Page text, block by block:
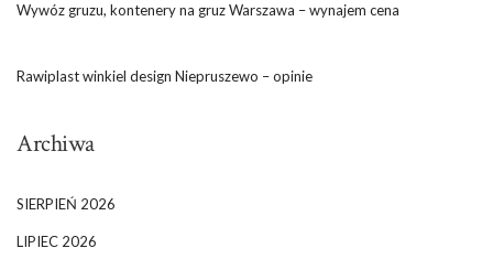
Wywóz gruzu, kontenery na gruz Warszawa – wynajem cena
Rawiplast winkiel design Niepruszewo – opinie
Archiwa
SIERPIEŃ 2026
LIPIEC 2026